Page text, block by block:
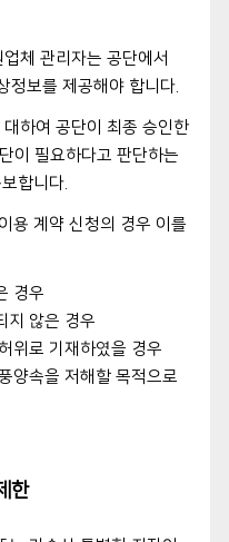
체 관리자는 공단에서
정보를 제공해야 합니다.
하여 공단이 최종 승인한
이 필요하다고 판단하는
합니다.
용 계약 신청의 경우 이를
경우
지 않은 경우
위로 기재하였을 경우
양속을 저해할 목적으로
한